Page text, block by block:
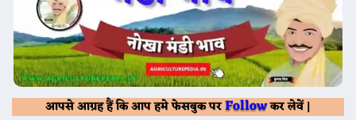
आपसे आग्रह हैं कि आप हमे फेसबुक परFollowकर लेवें |